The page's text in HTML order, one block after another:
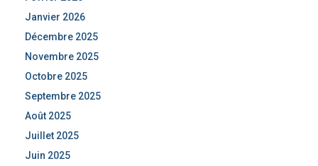
Janvier 2026
Décembre 2025
Novembre 2025
Octobre 2025
Septembre 2025
Août 2025
Juillet 2025
Juin 2025